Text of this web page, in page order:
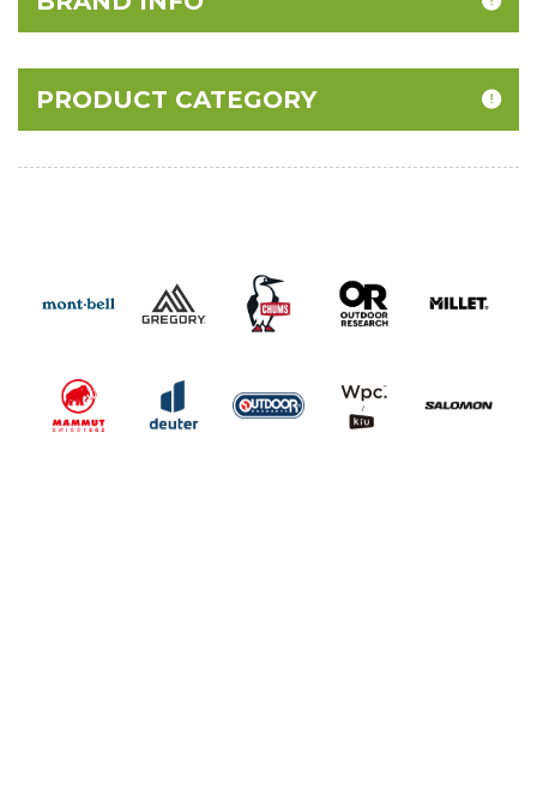
PRODUCT CATEGORY